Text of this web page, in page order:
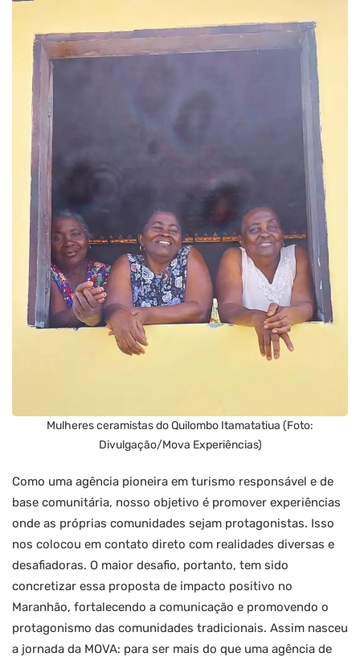
Mulheres ceramistas do Quilombo Itamatatiua (Foto:
Divulgação/Mova Experiências)
Como uma agência pioneira em turismo responsável e de
base comunitária, nosso objetivo é promover experiências
onde as próprias comunidades sejam protagonistas. Isso
nos colocou em contato direto com realidades diversas e
desafiadoras. O maior desafio, portanto, tem sido
concretizar essa proposta de impacto positivo no
Maranhão, fortalecendo a comunicação e promovendo o
protagonismo das comunidades tradicionais. Assim nasceu
a jornada da MOVA: para ser mais do que uma agência de